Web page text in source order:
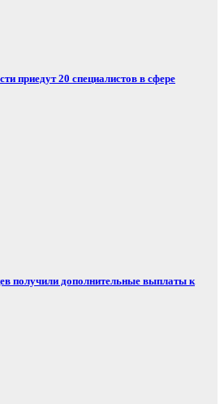
приедут 20 специалистов в сфере
получили дополнительные выплаты к